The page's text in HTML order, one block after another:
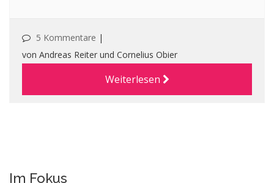
5 Kommentare |
von Andreas Reiter und Cornelius Obier
Weiterlesen
Im Fokus